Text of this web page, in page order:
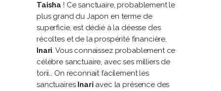
Taisha ! Ce sanctuaire, probablement le
plus grand du Japon en terme de
superficie, est dédié à la déesse des
récoltes et de la prospérité financière,
Inari. Vous connaissez probablement ce
célèbre sanctuaire, avec ses milliers de
torii… On reconnait facilement les
sanctuaires Inari avec la présence des